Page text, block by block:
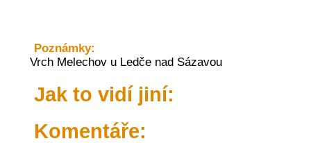
Poznámky:
Vrch Melechov u Ledče nad Sázavou
Jak to vidí jiní:
Komentáře: